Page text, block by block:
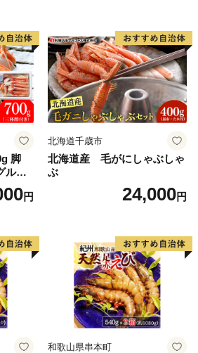
脚
ルメ
バフ
円
北海道千歳市
北海道産 毛がにしゃぶしゃ
ぶ
24,000円
和歌山県串本町